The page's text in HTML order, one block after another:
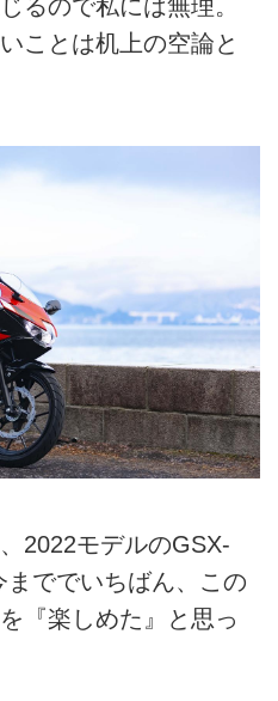
るので私には無理。
ことは机上の空論と
2022モデルのGSX-
ででいちばん、この
『楽しめた』と思っ